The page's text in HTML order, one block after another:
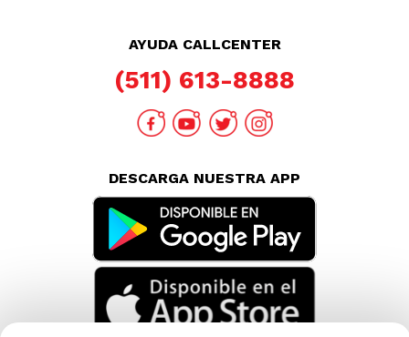
AYUDA CALLCENTER
(511) 613-8888
DESCARGA NUESTRA APP